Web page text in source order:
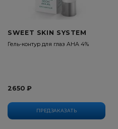
ПРЕДЗАКАЗАТЬ
SWEET SKIN SYSTEM
Гель-контур для глаз AHA 4%
2650 ₽